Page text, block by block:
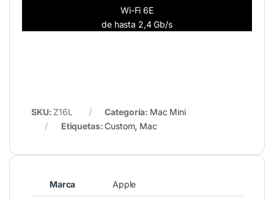
Wi-Fi 6E
de hasta 2,4 Gb/s
SKU:Z16L Categoría: Mac Mini
Etiquetas:Custom, Mac
Marca Apple